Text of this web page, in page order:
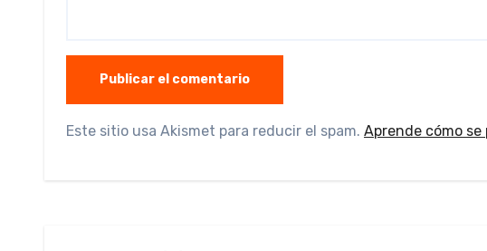
Este sitio usa Akismet para reducir el spam. Aprende cómo